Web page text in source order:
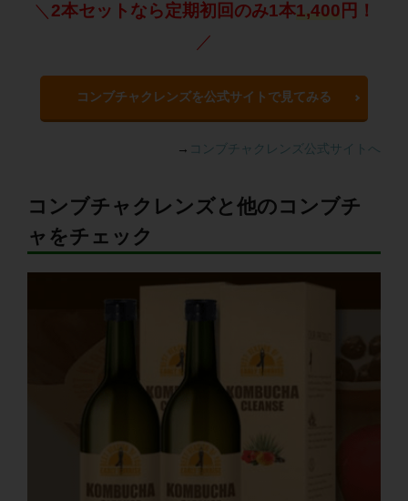
＼ 2本セットなら定期初回のみ1本1,400 円！
／
コンブチャクレンズを公式サイトで見てみる
→ コンブチャクレンズ公式サイトへ
コンブチャクレンズと他のコンブチ
ャをチェック